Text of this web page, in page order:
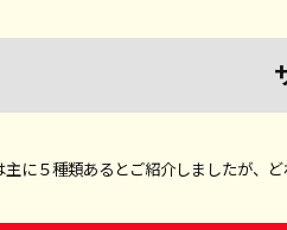
に５種類あるとご紹介しましたが、